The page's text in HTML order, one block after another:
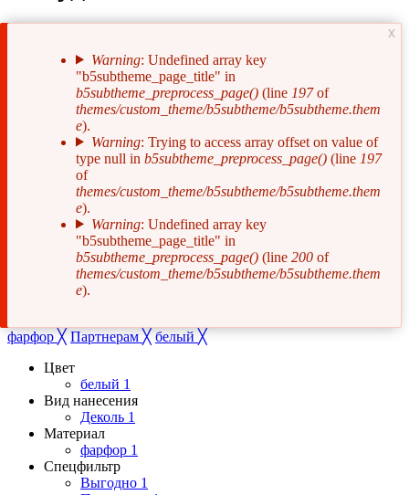
Сообщение
ошибке
Warning: Undefined array key
"b5subtheme_page_title" in
b5subtheme_preprocess_page() (line 197of
themes/custom_theme/b5subtheme/b5subtheme.them
e).
Warning: Trying to access array offset on value of
type null in b5subtheme_preprocess_page() (line 197
of
themes/custom_theme/b5subtheme/b5subtheme.them
e).
Warning: Undefined array key
"b5subtheme_page_title" in
b5subtheme_preprocess_page() (line 200 of
themes/custom_theme/b5subtheme/b5subtheme.them
e).
x
фарфор ╳ Партнерам ╳ белый ╳
Цвет
белый 1
Вид нанесения
Деколь 1
Материал
фарфор 1
Спецфильтр
Выгодно 1